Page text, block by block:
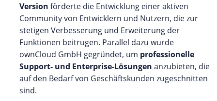
Version förderte die Entwicklung einer aktiven
Community von Entwicklern und Nutzern, die zur
stetigen Verbesserung und Erweiterung der
Funktionen beitrugen. Parallel dazu wurde
ownCloud GmbH gegründet, um professionelle
Support- und Enterprise-Lösungen anzubieten, die
auf den Bedarf von Geschäftskunden zugeschnitten
sind.